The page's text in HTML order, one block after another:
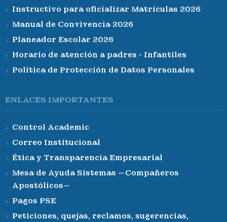
Instructivo para oficializar Matrículas 2026
Manual de Convivencia 2026
Planeador Escolar 2026
Horario de atención a padres - Infantiles
Política de Protección de Datos Personales
ENLACES IMPORTANTES
Control Academic
Correo Institucional
Ética y Transparencia Empresarial
Mesa de Ayuda Sistemas —Compañeros
Apostólicos—
Pagos PSE
Peticiones, quejas, reclamos, sugerencias,